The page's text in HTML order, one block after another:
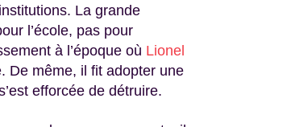
La grande
l’école, pas pour
à l’époque où Lionel
De même, il fit adopter une
efforcée de détruire.